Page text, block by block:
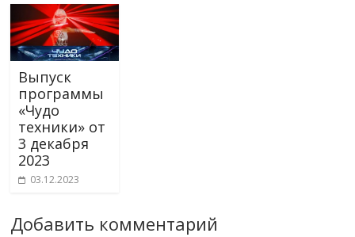
Выпуск
программы
«Чудо
техники» от
3 декабря
2023
03.12.2023
Добавить комментарий